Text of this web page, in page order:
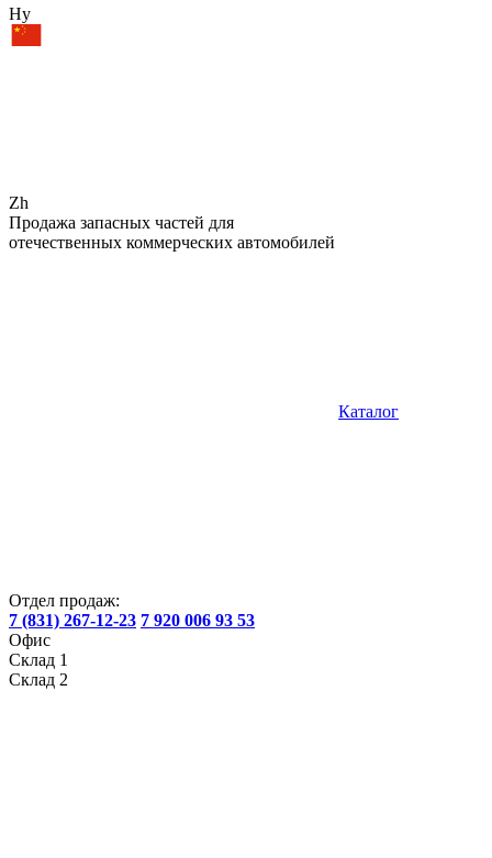
Hy
Zh
Продажа запасных частей для
отечественных коммерческих автомобилей
Каталог
Отдел продаж:
7 (831) 267-12-23 7 920 006 93 53
Офис
Склад 1
Склад 2